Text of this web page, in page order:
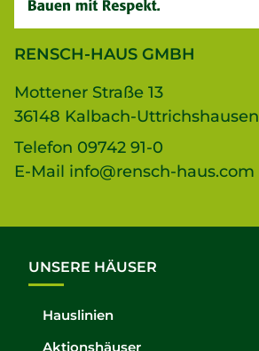
RENSCH-HAUS GMBH
Mottener Straße 13
36148 Kalbach-Uttrichshausen
Telefon 09742 91-0
E-Mail info@rensch-haus.com
UNSERE HÄUSER
Hauslinien
Aktionshäuser